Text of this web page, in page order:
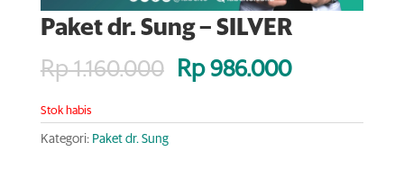
Paket dr. Sung – SILVER
Rp1.160.000 Rp986.000
Stok habis
Kategori: Paket dr. Sung